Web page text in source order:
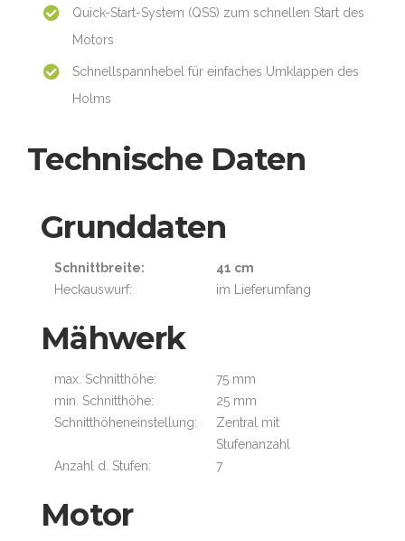
Quick-Start-System (QSS) zum schnellen Start des
Motors
Schnellspannhebel für einfaches Umklappen des
Holms
Technische Daten
Grunddaten
Schnittbreite:
41 cm
Heckauswurf:
im Lieferumfang
Mähwerk
max. Schnitthöhe:
75 mm
min. Schnitthöhe:
25 mm
Schnitthöheneinstellung:
Zentral mit
Stufenanzahl
Anzahl d. Stufen:
7
Motor